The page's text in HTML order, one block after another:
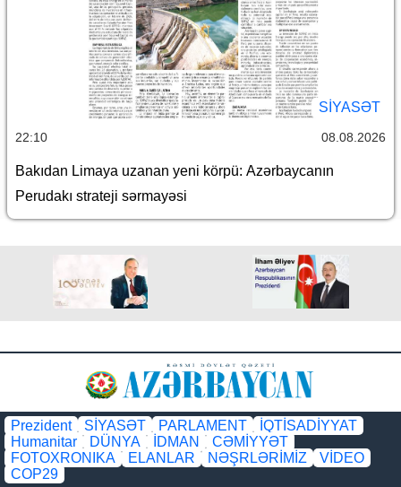
SİYASƏT
22:10 08.08.2026
Bakıdan Limaya uzanan yeni körpü: Azərbaycanın
Perudakı strateji sərmayəsi
Prezident SİYASƏT PARLAMENT
İQTİSADİYYAT
Humanitar
DÜNYA İDMAN
CƏMİYYƏT
FOTOXRONIKA
ELANLAR NƏŞRLƏRİMİZ
VİDEO
COP29